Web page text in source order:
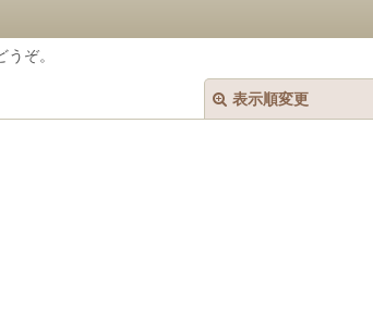
ぞ。
表示順変更